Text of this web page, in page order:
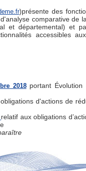
)présente des
comparative de
et départemental) et
accessibles
2018 portant
d'actions de
relatif aux obligations